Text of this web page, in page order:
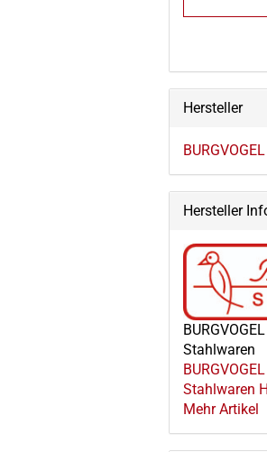
Hersteller
Hersteller
Stahlwaren
Stahlwaren
Mehr Artikel